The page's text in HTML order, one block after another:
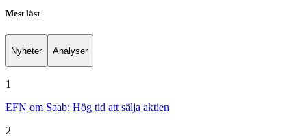
Mest läst
Nyheter Analyser
1
EFN om Saab: Hög tid att sälja aktien
2